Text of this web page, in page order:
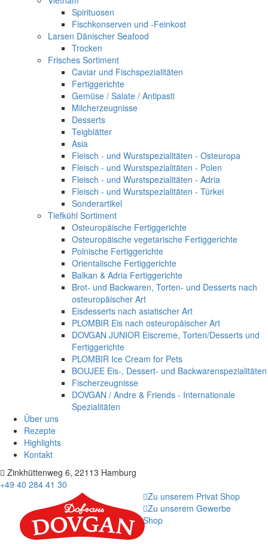
Spirituosen
Fischkonserven und -Feinkost
Larsen Dänischer Seafood
Trocken
Frisches Sortiment
Caviar und Fischspezialitäten
Fertiggerichte
Gemüse / Salate / Antipasti
Milcherzeugnisse
Desserts
Teigblätter
Asia
Fleisch - und Wurstspezialitäten - Osteuropa
Fleisch - und Wurstspezialitäten - Polen
Fleisch - und Wurstspezialitäten - Adria
Fleisch - und Wurstspezialitäten - Türkei
Sonderartikel
Tiefkühl Sortiment
Osteuropäische Fertiggerichte
Osteuropäische vegetarische Fertiggerichte
Polnische Fertiggerichte
Orientalische Fertiggerichte
Balkan & Adria Fertiggerichte
Brot- und Backwaren, Torten- und Desserts nach
osteuropäischer Art
Eisdesserts nach asiatischer Art
PLOMBIR Eis nach osteuropäischer Art
DOVGAN JUNIOR Eiscreme, Torten/Desserts und
Fertiggerichte
PLOMBIR Ice Cream for Pets
BOUJEE Eis-, Dessert- und Backwarenspezialitäten
Fischerzeugnisse
DOVGAN / Andre & Friends - Internationale
Spezialitäten
Über uns
Rezepte
Highlights
Kontakt
Zinkhüttenweg 6, 22113 Hamburg
+49 40 284 41 30
Zu unserem Privat Shop
Zu unserem Gewerbe
Shop